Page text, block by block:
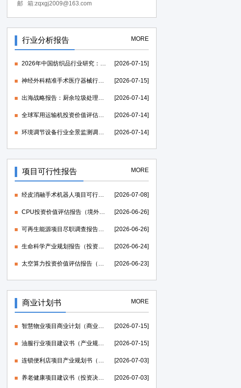
邮 箱:zqxgj2009@163.com
行业分析报告 MORE
[2026-07-15]
[2026-07-15]
[2026-07-14]
[2026-07-14]
[2026-07-14]
项目可行性报告 MORE
[2026-07-08]
[2026-06-26]
[2026-06-26]
[2026-06-24]
[2026-06-23]
商业计划书 MORE
[2026-07-15]
[2026-07-15]
[2026-07-03]
[2026-07-03]